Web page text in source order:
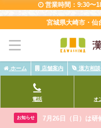
営業時間：9:30〜
宮城県大崎市・仙
ホーム 店舗案内 漢方相談
電話 オ
お知らせ 7月26日（日）は研